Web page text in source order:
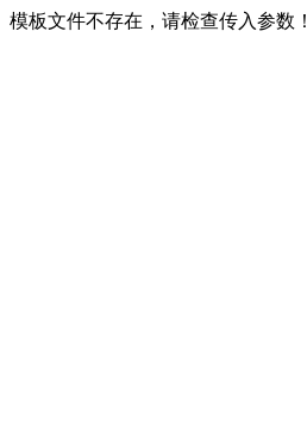
模板文件不存在，请检查传入参数！